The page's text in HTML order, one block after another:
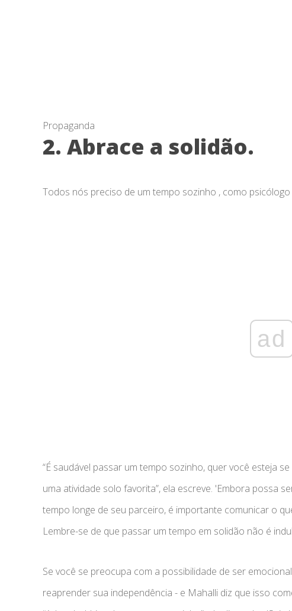
Propaganda
2. Abrace a solidão.
Todos nós preciso de um tempo sozinho , como psicólogo
ad
“É saudável passar um tempo sozinho, quer você esteja
uma atividade solo favorita”, ela escreve. 'Embora possa
tempo longe de seu parceiro, é importante comunicar o
Lembre-se de que passar um tempo em solidão não é
Se você se preocupa com a possibilidade de ser
reaprender sua independência - e Mahalli diz que isso